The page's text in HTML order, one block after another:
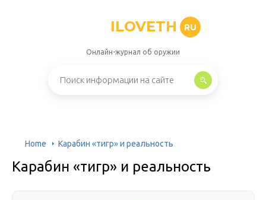
ILOVETH RU
Онлайн-журнал об оружии
Home Карабин «тигр» и реальность
Карабин «тигр» и реальность